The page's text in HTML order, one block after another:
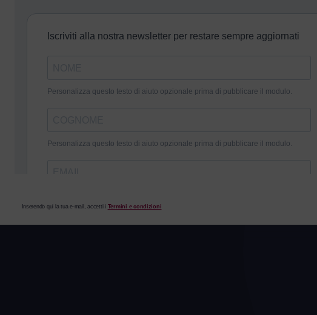
Inserendo qui la tua e-mail, accetti i Termini e condizioni